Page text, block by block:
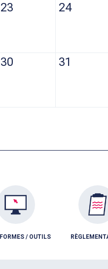
23 24
30 31
/ OUTILS